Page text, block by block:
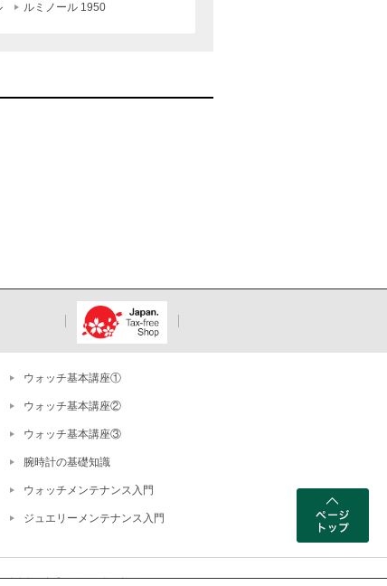
ルミノール 1950
ウォッチ基本講座①
ウォッチ基本講座②
ウォッチ基本講座③
腕時計の基礎知識
ウォッチメンテナンス入門
ジュエリーメンテナンス入門